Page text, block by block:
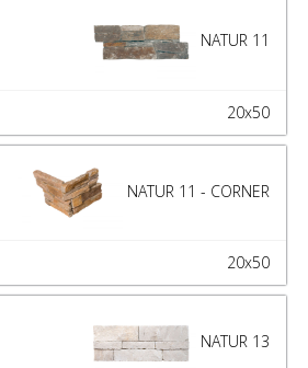
NATUR 11
20x50
NATUR 11 - CORNER
20x50
NATUR 13